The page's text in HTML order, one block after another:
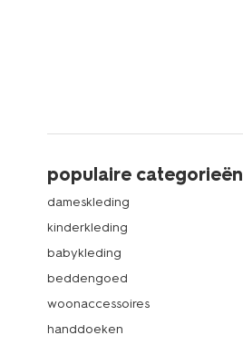
populaire categorieën
dameskleding
kinderkleding
babykleding
beddengoed
woonaccessoires
handdoeken